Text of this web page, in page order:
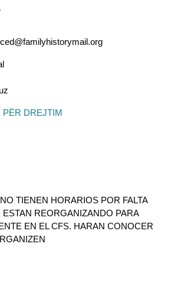
PËR DREJTIM
TIENEN HORARIOS POR FALTA
REORGANIZANDO PARA
EN EL CFS. HARAN CONOCER